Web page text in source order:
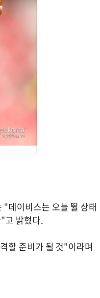
데이비스는 오늘 뛸 상태
고 밝혔다.
할 준비가 될 것"이라며